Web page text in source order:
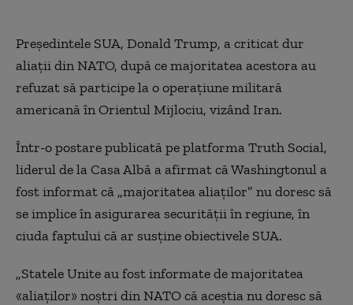
Președintele SUA, Donald Trump, a criticat dur
aliații dinNATO, după ce majoritatea acestora au
refuzat să participe la o operațiune militară
americană în Orientul Mijlociu, vizândIran.
Într-o postare publicată pe platformaTruth Social,
liderul de la Casa Albă a afirmat că Washingtonul a
fost informat că „majoritatea aliaților” nu doresc să
se implice în asigurarea securității în regiune, în
ciuda faptului că ar susține obiectivele SUA.
„Statele Unite au fost informate de majoritatea
«aliaților» noștri din NATO că aceștia nu doresc să